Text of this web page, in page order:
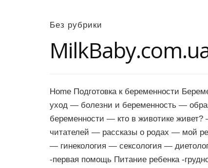
Без рубрики
Home Подготовка к беременности
уход — болезни и беременность —
беременности — кто в животике
читателей — рассказы о родах — мой
— гинекология — сексология —
-первая помощь Питание ребенка -